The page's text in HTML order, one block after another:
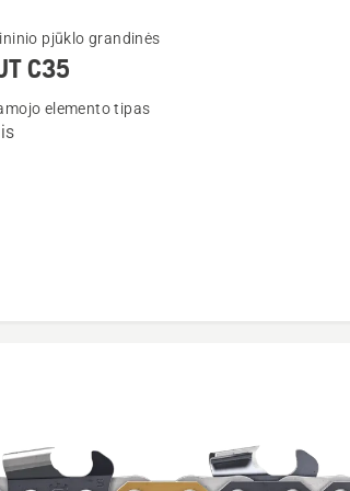
pjūklo grandinės
C35
elemento tipas